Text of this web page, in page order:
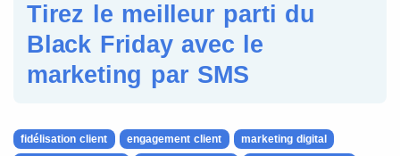
Tirez le meilleur parti du
Black Friday avec le
marketing par SMS
fidélisation client engagement client
marketing digital